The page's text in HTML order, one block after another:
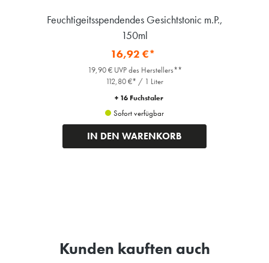
Feuchtigeitsspendendes Gesichtstonic m.P.,
150ml
16,92 €*
19,90 € UVP des Herstellers**
112,80 €* / 1 Liter
+ 16 Fuchstaler
Sofort verfügbar
IN DEN WARENKORB
Kunden kauften auch